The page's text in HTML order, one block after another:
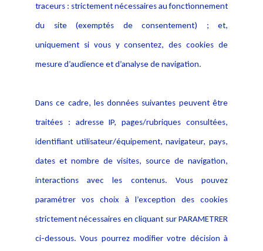
Déclaration d'accessibilité
Notice Légale
Politique de protection des
données
Publications
traceurs : strictement nécessaires au fonctionnement
du site (exemptés de consentement) ; et,
uniquement si vous y consentez, des cookies de
mesure d’audience et d’analyse de navigation.
Dans ce cadre, les données suivantes peuvent être
traitées : adresse IP, pages/rubriques consultées,
identifiant utilisateur/équipement, navigateur, pays,
dates et nombre de visites, source de navigation,
interactions avec les contenus. Vous pouvez
paramétrer vos choix à l’exception des cookies
strictement nécessaires en cliquant sur PARAMETRER
ci-dessous. Vous pourrez modifier votre décision à